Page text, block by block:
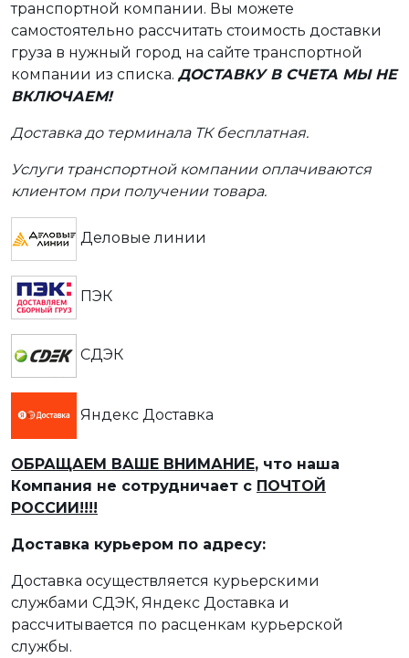
транспортной компании. Вы можете
самостоятельно рассчитать стоимость доставки
груза в нужный город на сайте транспортной
компании из списка. ДОСТАВКУ В СЧЕТА МЫ НЕ
ВКЛЮЧАЕМ!
Доставка до терминала ТК бесплатная.
Услуги транспортной компании оплачиваются
клиентом при получении товара.
Деловые линии
ПЭК
СДЭК
Яндекс Доставка
ОБРАЩАЕМ ВАШЕ ВНИМАНИЕ, что наша
Компания не сотрудничает с ПОЧТОЙ
РОССИИ!!!!
Доставка курьером по адресу:
Доставка осуществляется курьерскими
службами СДЭК, Яндекс Доставка и
рассчитывается по расценкам курьерской
службы.